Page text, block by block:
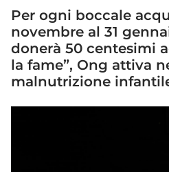
Per ogni boccale
novembre al 31
donerà 50 centesimi
la fame”, Ong attiva
malnutrizione